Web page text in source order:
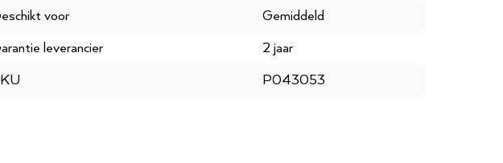
Geschikt voor
Gemiddeld
Garantie leverancier
2 jaar
SKU
P043053